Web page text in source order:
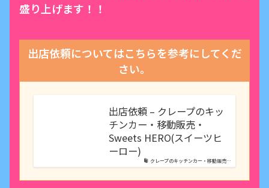
盛り上げます！！
出店依頼についてはこちらを参考にしてくだ
さい。
クレープのキッチンカー・移動販売…
出店依頼 – クレープのキッ
チンカー・移動販売・
Sweets HERO(スイーツヒ
ーロー)